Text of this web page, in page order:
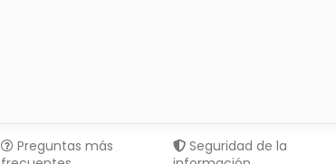
Preguntas más
Seguridad de la